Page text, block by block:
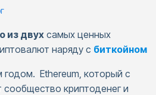
из двух самых ценных
наряду с биткойном
Ethereum, который с
криптоденег и